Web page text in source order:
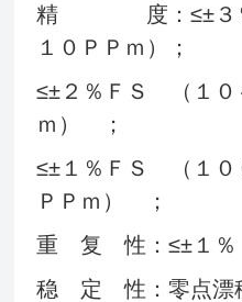
精 度：≤±３％
１０ＰＰｍ
≤±２％ＦＳ （１０
ｍ）
≤±１％ＦＳ （１０
ＰＰｍ） ；
重 复 性：
稳 定 性：零点漂